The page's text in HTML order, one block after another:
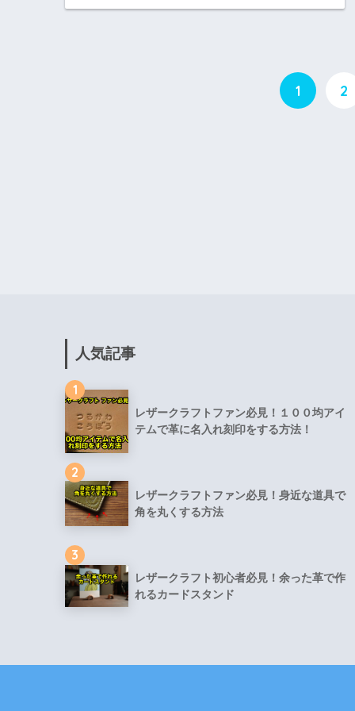
1 2
人気記事
1
レザークラフトファン必見！１００均アイ
テムで革に名入れ刻印をする方法！
2
レザークラフトファン必見！身近な道具で
角を丸くする方法
3
レザークラフト初心者必見！余った革で作
れるカードスタンド